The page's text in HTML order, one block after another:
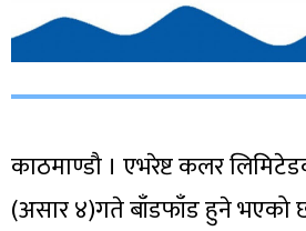
काठमाण्डौ । एभरेष्ट कलर
(असार ४)गते बाँडफाँड हुने भएको छ